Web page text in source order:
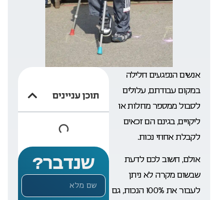
תוכן עניינים
שנדבר?
אנשים הנפגעים חלילה
במקום עבודתם, עלולים
לסבול ממספר מחלות או
ליקויים, בגינם הם זכאים
לקבלת אחוזי נכות.
אולם, חשוב לכם לדעת
שבשום מקרה לא ניתן
לעבור את 100% הנכות, גם